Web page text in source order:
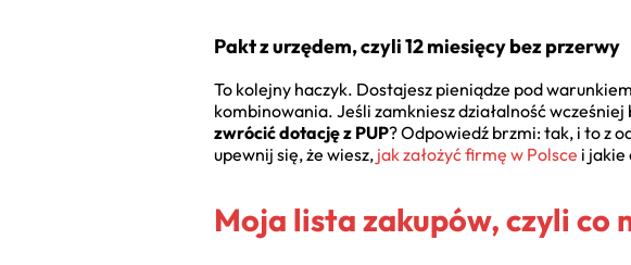
Pakt z urzędem, czyli 12 miesięcy bez przerwy
To kolejny haczyk. Dostajesz pieniądze pod
kombinowania. Jeśli zamkniesz działalność
zwrócić dotację z PUP? Odpowiedź brzmi: tak, i to z
upewnij się, że wiesz, jak założyć firmę w Polsce i jakie
Moja lista zakupów, czyli co